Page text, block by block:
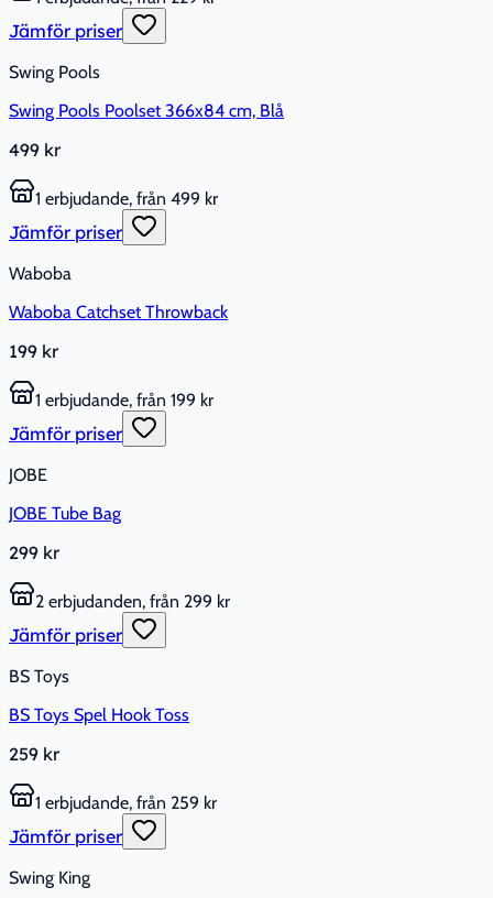
Jämför priser
Swing Pools
Swing Pools Poolset 366x84 cm, Blå
499 kr
1 erbjudande, från 499 kr
Jämför priser
Waboba
Waboba Catchset Throwback
199 kr
1 erbjudande, från 199 kr
Jämför priser
JOBE
JOBE Tube Bag
299 kr
2 erbjudanden, från 299 kr
Jämför priser
BS Toys
BS Toys Spel Hook Toss
259 kr
1 erbjudande, från 259 kr
Jämför priser
Swing King